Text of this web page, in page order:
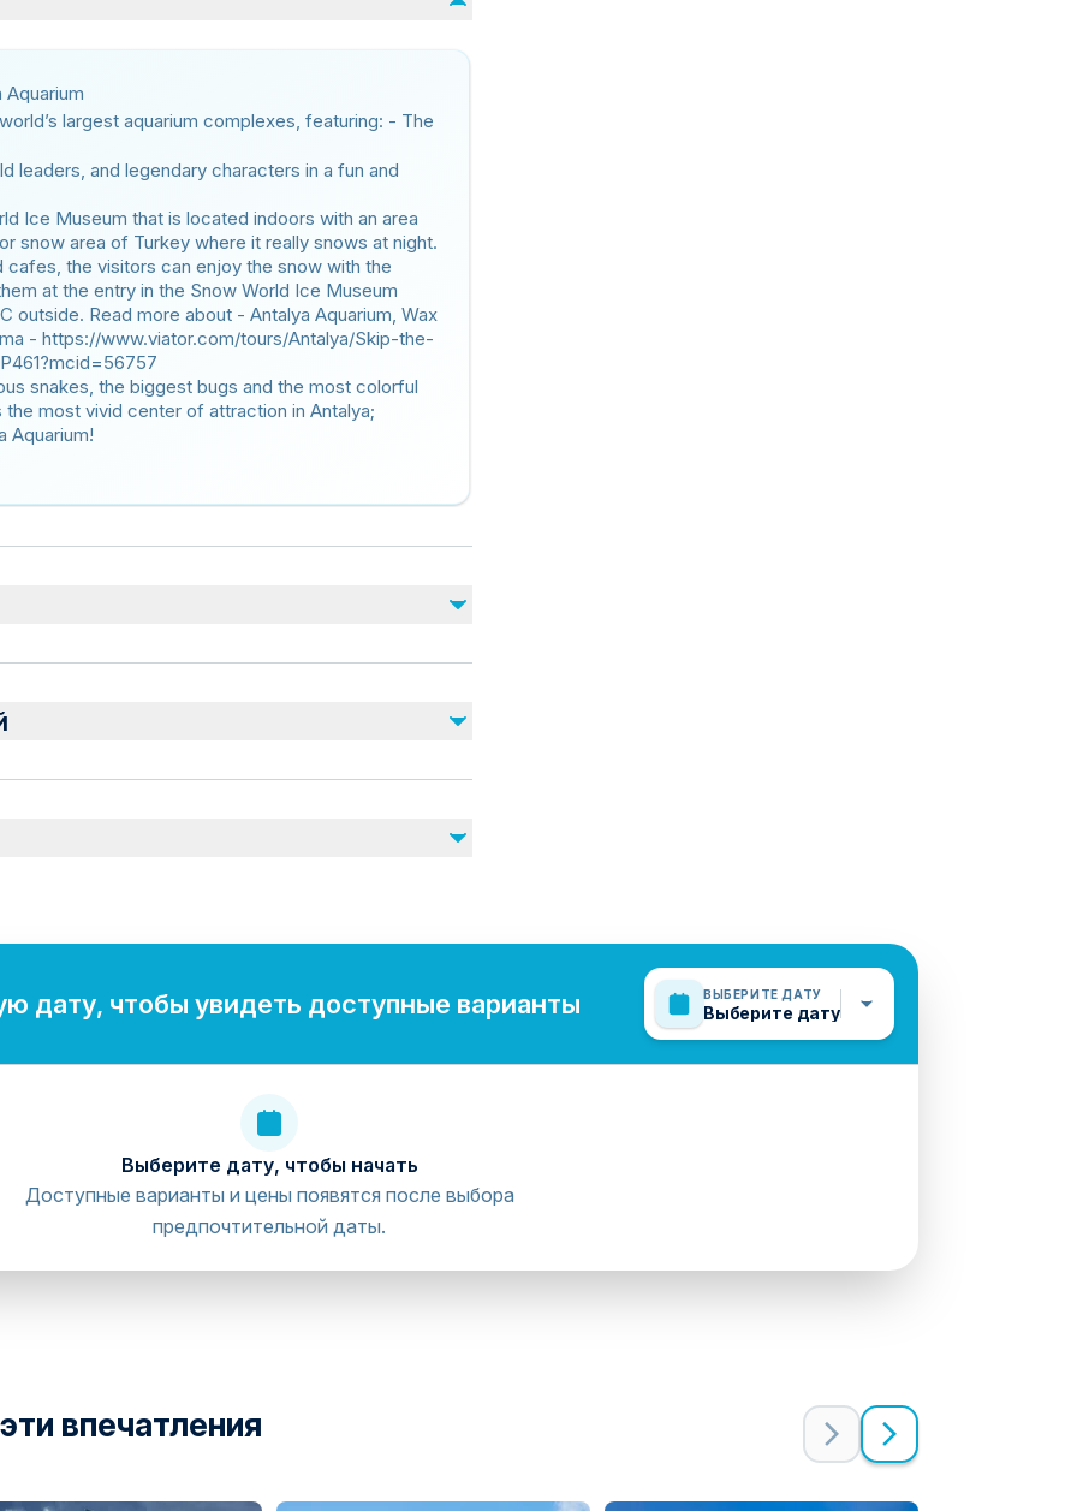
largest aquarium complexes, featuring: - The
leaders, and legendary characters in a fun and
Ice Museum that is located indoors with an area
snow area of Turkey where it really snows at night.
cafes, the visitors can enjoy the snow with the
at the entry in the Snow World Ice Museum
outside. Read more about - Antalya Aquarium, Wax
- https://www.viator.com/tours/Antalya/Skip-the-
snakes, the biggest bugs and the most colorful
most vivid center of attraction in Antalya;
Aquarium!
Не включено
дату, чтобы увидеть доступные варианты ВЫБЕРИТЕ ДАТУ
Выберите дату
Выберите дату, чтобы начать
Доступные варианты и цены появятся после выбора
предпочтительной даты.
впечатления